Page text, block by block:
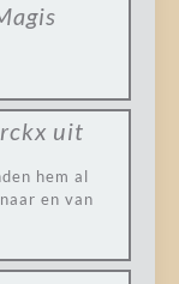
uit
hem al
en van